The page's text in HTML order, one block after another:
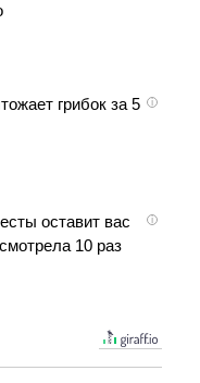
i
грибок за 5
i
оставит вас
10 раз